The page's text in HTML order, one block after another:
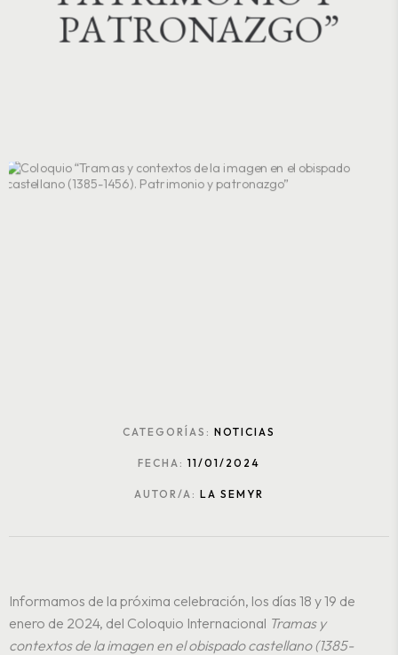
PATRONAZGO”
CATEGORÍAS: NOTICIAS
FECHA: 11/01/2024
AUTOR/A: LA SEMYR
Informamos de la próxima celebración, los días 18 y 19 de
enero de 2024, del Coloquio Internacional Tramas y
contextos de la imagen en el obispado castellano (1385-